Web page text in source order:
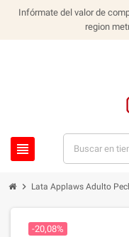
Infórmate del valor de
region
view_headline
chevron_right Lata Applaws Adulto
-20,08%